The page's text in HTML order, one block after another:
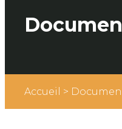
Accueil >